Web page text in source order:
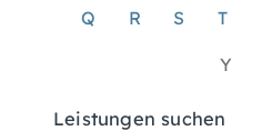
Q R S T
Y
Leistungen suchen